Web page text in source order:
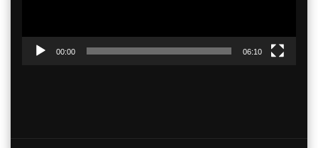
00:00 06:10